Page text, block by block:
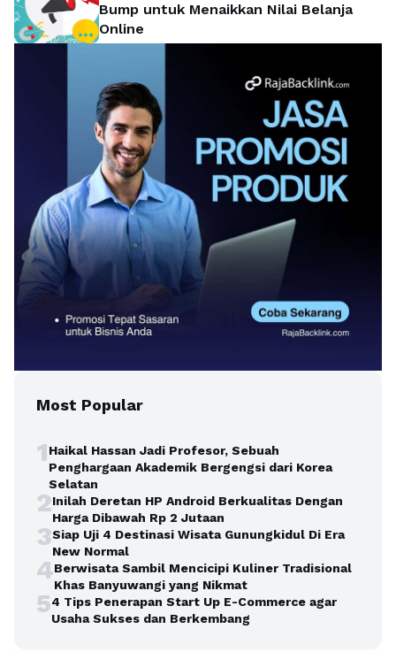
Bump untuk Menaikkan Nilai Belanja
Online
Most Popular
1Haikal Hassan Jadi Profesor, Sebuah
Penghargaan Akademik Bergengsi dari Korea
Selatan
2Inilah Deretan HP Android Berkualitas Dengan
Harga Dibawah Rp 2 Jutaan
3Siap Uji 4 Destinasi Wisata Gunungkidul Di Era
New Normal
4Berwisata Sambil Mencicipi Kuliner Tradisional
Khas Banyuwangi yang Nikmat
54 Tips Penerapan Start Up E-Commerce agar
Usaha Sukses dan Berkembang